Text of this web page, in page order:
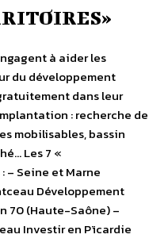
à aider les
du développement
dans leur
: recherche de
mobilisables, bassin
Les 7 «
: – Seine et Marne
Développement
70 (Haute-Saône) –
Investir en Pïcardie